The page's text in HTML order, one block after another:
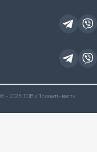
- 2026 ТОВ «Приватінвест»